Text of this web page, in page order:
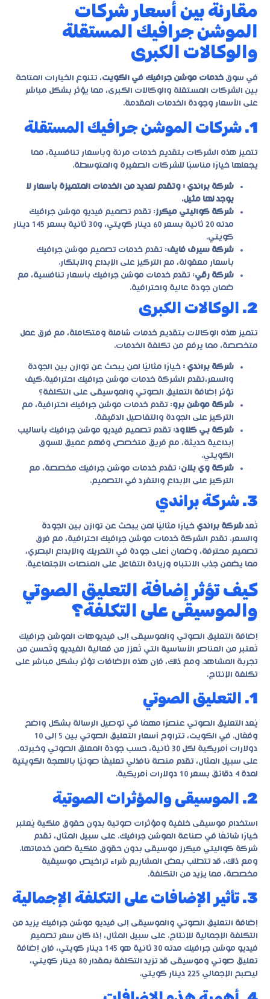
مقارنة بين أسعار شركات
الموشن جرافيك المستقلة
والوكالات الكبرى
في سوق خدمات موشن جرافيك في الكويت، تتنوع الخيارات المتاحة
بين الشركات المستقلة والوكالات الكبرى، مما يؤثر بشكل مباشر
على الأسعار وجودة الخدمات المقدمة.
1. شركات الموشن جرافيك المستقلة
تتميز هذه الشركات بتقديم خدمات مرنة وبأسعار تنافسية، مما
يجعلها خيارًا مناسبًا للشركات الصغيرة والمتوسطة.
شركة براندي : وتقدم لعديد من الخدمات المتميزة بأسعار لا
يوجد لها مثيل.
شركة كواليتي ميكرز: تقدم تصميم فيديو موشن جرافيك
مدته 20 ثانية بسعر 60 دينار كويتي، و30 ثانية بسعر 145 دينار
كويتي.
شركة سيرف فايف: تقدم خدمات تصميم موشن جرافيك
بأسعار معقولة، مع التركيز على الإبداع والابتكار.
شركة رقي: تقدم خدمات موشن جرافيك بأسعار تنافسية، مع
ضمان جودة عالية واحترافية.
2. الوكالات الكبرى
تتميز هذه الوكالات بتقديم خدمات شاملة ومتكاملة، مع فرق عمل
متخصصة، مما يرفع من تكلفة الخدمات.
شركة براندي : خيارًا مثاليًا لمن يبحث عن توازن بين الجودة
والسعر،تقدم الشركة خدمات موشن جرافيك احترافية.كيف
تؤثر إضافة التعليق الصوتي والموسيقى على التكلفة؟
شركة موشن برو: تقدم خدمات موشن جرافيك احترافية، مع
التركيز على الجودة والتفاصيل الدقيقة.
شركة بي كلاود: تقدم تصميم فيديو موشن جرافيك بأساليب
إبداعية حديثة، مع فريق متخصص وفهم عميق للسوق
الكويتي.
شركة وي بلان: تقدم خدمات موشن جرافيك مخصصة، مع
التركيز على الإبداع والتفرد في التصميم.
3. شركة براندي
تُعد شركة براندي خيارًا مثاليًا لمن يبحث عن توازن بين الجودة
والسعر. تقدم الشركة خدمات موشن جرافيك احترافية، مع فرق
تصميم محترفة، وضمان أعلى جودة في التحريك والإبداع البصري،
مما يضمن جذب الانتباه وزيادة التفاعل على المنصات الاجتماعية.
كيف تؤثر إضافة التعليق الصوتي
والموسيقى على التكلفة؟
إضافة التعليق الصوتي والموسيقى إلى فيديوهات الموشن جرافيك
تُعتبر من العناصر الأساسية التي تُعزز من فعالية الفيديو وتُحسن من
تجربة المشاهد. ومع ذلك، فإن هذه الإضافات تؤثر بشكل مباشر على
تكلفة الإنتاج.
1. التعليق الصوتي
يُعد التعليق الصوتي عنصرًا مهمًا في توصيل الرسالة بشكل واضح
وفعّال. في الكويت، تتراوح أسعار التعليق الصوتي بين 5 إلى 10
دولارات أمريكية لكل 30 ثانية، حسب جودة المعلق الصوتي وخبرته.
على سبيل المثال، تقدم منصة نافذلي تعليقًا صوتيًا باللهجة الكويتية
لمدة 4 دقائق بسعر 10 دولارات أمريكية.
2. الموسيقى والمؤثرات الصوتية
استخدام موسيقى خلفية ومؤثرات صوتية بدون حقوق ملكية يُعتبر
خيارًا شائعًا في صناعة الموشن جرافيك. على سبيل المثال، تقدم
شركة كواليتي ميكرز موسيقى بدون حقوق ملكية ضمن خدماتها.
ومع ذلك، قد تتطلب بعض المشاريع شراء تراخيص موسيقية
مخصصة، مما يزيد من التكلفة.
3. تأثير الإضافات على التكلفة الإجمالية
إضافة التعليق الصوتي والموسيقى إلى فيديو موشن جرافيك يزيد من
التكلفة الإجمالية للإنتاج. على سبيل المثال، إذا كان سعر تصميم
فيديو موشن جرافيك مدته 30 ثانية هو 145 دينار كويتي، فإن إضافة
تعليق صوتي وموسيقى قد تزيد التكلفة بمقدار 80 دينار كويتي،
ليصبح الإجمالي 225 دينار كويتي.